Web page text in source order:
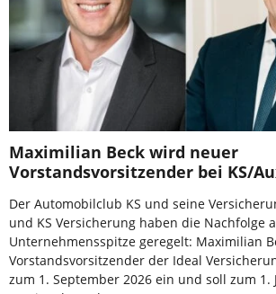
Maximilian Beck wird neuer
Vorstandsvorsitzender bei KS/
Der Automobilclub KS und seine
und KS Versicherung haben die Nachfolge
Unternehmensspitze geregelt: Maximilian
Vorstandsvorsitzender der Ideal
zum 1. September 2026 ein und soll zum 1.